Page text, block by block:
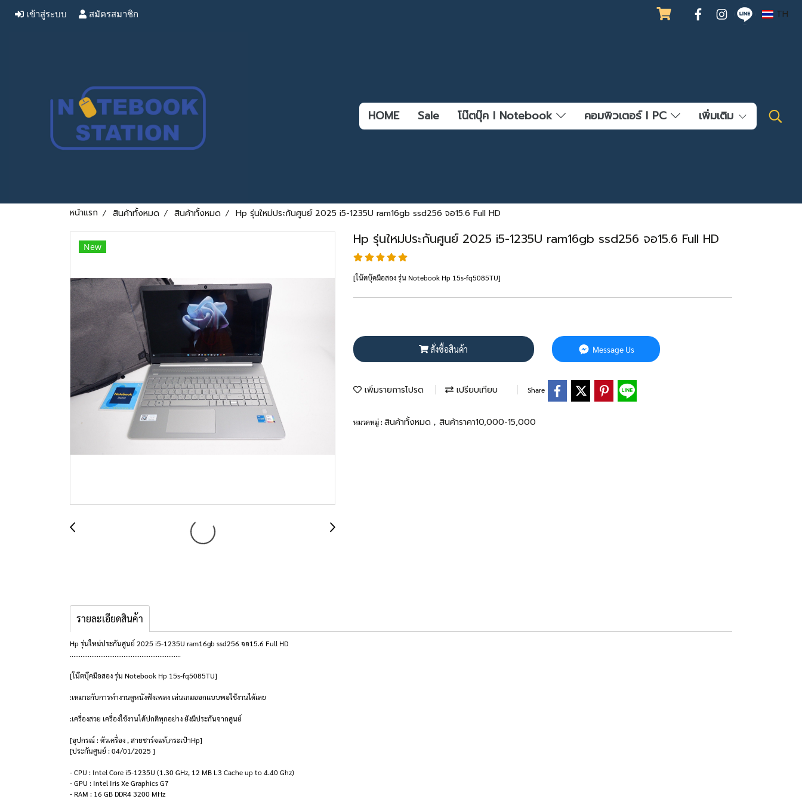
เข้าสู่ระบบ สมัครสมาชิก TH
HOME Sale โน๊ตบุ๊ค l Notebook คอมพิวเตอร์ l PC เพิ่มเติม
หน้าแรก สินค้าทั้งหมด สินค้าทั้งหมด Hp รุ่นใหม่ประกันศูนย์ 2025 i5-1235U ram16gb ssd256 จอ15.6 Full HD
New Hp รุ่นใหม่ประกันศูนย์ 2025 i5-1235U ram16gb ssd256 จอ15.6 Full HD
[โน๊ตบุ๊คมือสอง รุ่น Notebook Hp 15s-fq5085TU]
สั่งซื้อสินค้า Message Us
เพิ่มรายการโปรด เปรียบเทียบ Share
หมวดหมู่ :สินค้าทั้งหมด , สินค้าราคา10,000-15,000
รายละเอียดสินค้า
Hp รุ่นใหม่ประกันศูนย์ 2025 i5-1235U ram16gb ssd256 จอ15.6 Full HD
..............................................................
[โน๊ตบุ๊คมือสอง รุ่น Notebook Hp 15s-fq5085TU]
:เหมาะกับการทำงานดูหนังฟังเพลง เล่นเกมออกแบบพอใช้งานได้เลย
:เครื่องสวย เครื่องใช้งานได้ปกติทุกอย่าง ยังมีประกันจากศูนย์
[อุปกรณ์ : ตัวเครื่อง , สายชาร์จแท้,กระเป๋าHp]
[ประกันศูนย์ : 04/01/2025 ]
- CPU : Intel Core i5-1235U (1.30 GHz, 12 MB L3 Cache up to 4.40 Ghz)
- GPU : Intel Iris Xe Graphics G7
- RAM : 16 GB DDR4 3200 MHz